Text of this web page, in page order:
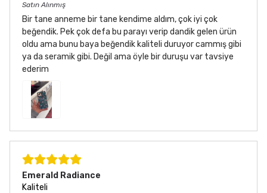
Satın Alınmış
Bir tane anneme bir tane kendime aldım, çok iyi çok
beğendik. Pek çok defa bu parayı verip dandik gelen ürün
oldu ama bunu baya beğendik kaliteli duruyor cammış gibi
ya da seramik gibi. Değil ama öyle bir duruşu var tavsiye
ederim
Emerald Radiance
Kaliteli